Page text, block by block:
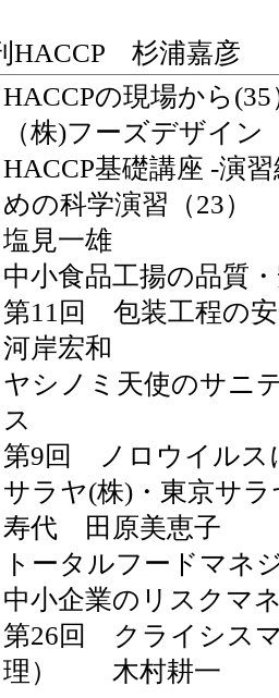
HACCP 杉浦嘉彦
HACCPの現場から
（株)フーズデザイ
HACCP基礎講座 -演
めの科学演習（23）
塩見一雄
中小食品工揚の品質
第11回 包装工程の
河岸宏和
ヤシノミ天使のサニ
ス
第9回 ノロウイルス
サラヤ(株)・東京サ
寿代 田原美恵子
トータルフードマネ
中小企業のリスクマ
第26回 クライシス
理） 木村耕一